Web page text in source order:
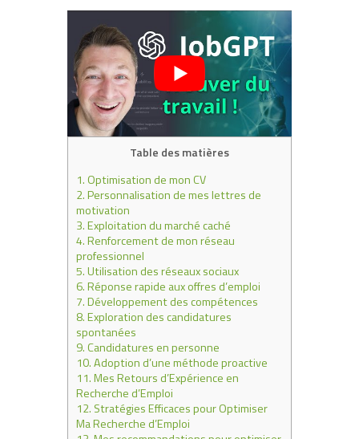
Table des matières
1.Optimisation de mon CV
2.Personnalisation de mes lettres de
motivation
3.Exploitation du marché caché
4.Renforcement de mon réseau
professionnel
5.Utilisation des réseaux sociaux
6.Réponse rapide aux offres d’emploi
7.Développement des compétences
8.Exploration des candidatures
spontanées
9.Candidatures en personne
10.Adoption d’une méthode proactive
11.Mes Retours d’Expérience en
Recherche d’Emploi
12. Stratégies Efficaces pour Optimiser
Ma Recherche d’Emploi